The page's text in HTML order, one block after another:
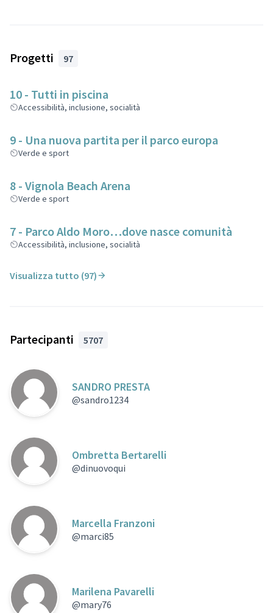
Progetti 97
10 - Tutti in piscina
Accessibilità, inclusione, socialità
9 - Una nuova partita per il parco europa
Verde e sport
8 - Vignola Beach Arena
Verde e sport
7 - Parco Aldo Moro…dove nasce comunità
Accessibilità, inclusione, socialità
Visualizza tutto (97)
Partecipanti 5707
SANDRO PRESTA
@sandro1234
Ombretta Bertarelli
@dinuovoqui
Marcella Franzoni
@marci85
Marilena Pavarelli
@mary76